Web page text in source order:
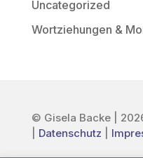
Uncategorized
Wortziehungen &
© Gisela Backe |
Datenschutz